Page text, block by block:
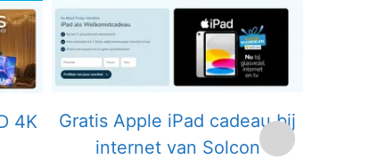
4K
Gratis Apple iPad cadeau bij
internet van Solcon